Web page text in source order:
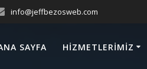
info@jeffbezosweb.com
SAYFA HIZMETLERIMIZ